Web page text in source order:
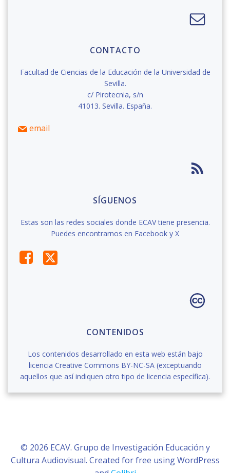
CONTACTO
Facultad de Ciencias de la Educación de la Universidad de
Sevilla.
c/ Pirotecnia, s/n
41013. Sevilla. España.
email
SÍGUENOS
Estas son las redes sociales donde ECAV tiene presencia.
Puedes encontrarnos en Facebook y X
CONTENIDOS
Los contenidos desarrollado en esta web están bajo
licencia Creative Commons BY-NC-SA (exceptuando
aquellos que así indiquen otro tipo de licencia específica).
© 2026 ECAV. Grupo de Investigación Educación y
Cultura Audiovisual. Created for free using WordPress